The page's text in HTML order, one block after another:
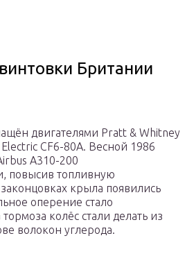
Британии
двигателями Pratt & Whitney
CF6-80A. Весной 1986
A310-200
повысив топливную
крыла появились
оперение стало
колёс стали делать из
волокон углерода.